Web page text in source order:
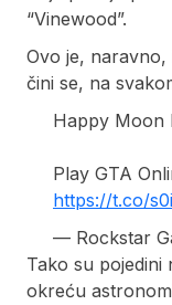
“Vinewood”.
Ovo je, naravno,
čini se, na
Happy Moon
Play GTA
https://t.co/
— Rockstar
Tako su pojedini
okreću